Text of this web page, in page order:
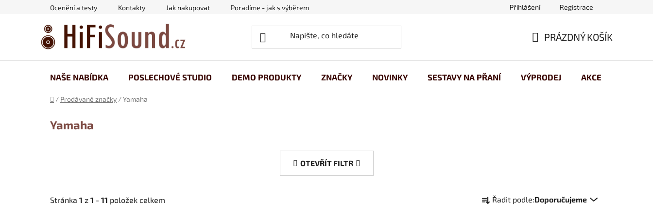
Ocenění a testy Kontakty Jak nakupovat Poradíme - jak s výběrem Přihlášení Registrace
KOŠÍK
PRÁZDNÝ KOŠÍK
NAŠE NABÍDKA POSLECHOVÉ STUDIO DEMO PRODUKTY ZNAČKY NOVINKY SESTAVY NA PŘANÍ VÝPRODEJ AKCE
Domů
/ Prodávané značky /Yamaha
Yamaha
OTEVŘÍT FILTR
Stránka 1 z 1 - 11 položek celkem
a Řadit podle:Doporučujeme